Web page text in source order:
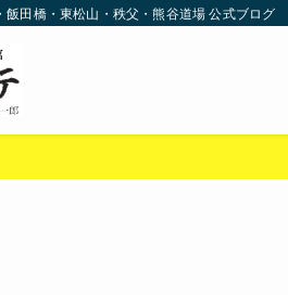
田橋・東松山・秩父・熊谷道場 公式ブログ